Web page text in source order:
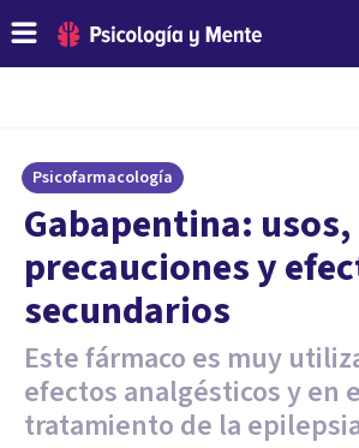
Psicofarmacología
Gabapentina: usos,
precauciones y
secundarios
Este fármaco es muy
efectos analgésticos y en
tratamiento de la